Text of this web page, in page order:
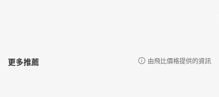
更多推薦 由飛比價格提供的資訊